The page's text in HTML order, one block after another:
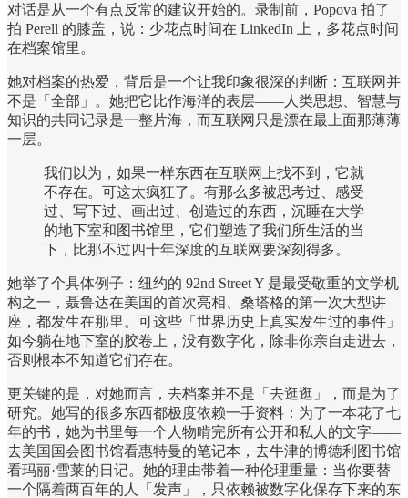
对话是从一个有点反常的建议开始的。录制前，Popova 拍了
拍 Perell 的膝盖，说：少花点时间在 LinkedIn 上，多花点时间
在档案馆里。
她对档案的热爱，背后是一个让我印象很深的判断：互联网并
不是「全部」。她把它比作海洋的表层——人类思想、智慧与
知识的共同记录是一整片海，而互联网只是漂在最上面那薄薄
一层。
我们以为，如果一样东西在互联网上找不到，它就
不存在。可这太疯狂了。有那么多被思考过、感受
过、写下过、画出过、创造过的东西，沉睡在大学
的地下室和图书馆里，它们塑造了我们所生活的当
下，比那不过四十年深度的互联网要深刻得多。
她举了个具体例子：纽约的 92nd Street Y 是最受敬重的文学机
构之一，聂鲁达在美国的首次亮相、桑塔格的第一次大型讲
座，都发生在那里。可这些「世界历史上真实发生过的事件」
如今躺在地下室的胶卷上，没有数字化，除非你亲自走进去，
否则根本不知道它们存在。
更关键的是，对她而言，去档案并不是「去逛逛」，而是为了
研究。她写的很多东西都极度依赖一手资料：为了一本花了七
年的书，她为书里每一个人物啃完所有公开和私人的文字——
去美国国会图书馆看惠特曼的笔记本，去牛津的博德利图书馆
看玛丽·雪莱的日记。她的理由带着一种伦理重量：当你要替
一个隔着两百年的人「发声」，只依赖被数字化保存下来的东